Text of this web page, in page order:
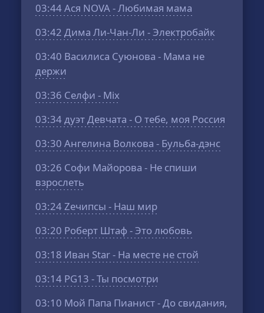
03:44Ася NOVA - Любимая мама
03:42 Дима Ли-Чан-Ли - Электробайк
03:40 Василиса Суюнова - Мама не
держи
03:36 Селфи - Mix
03:34дуэт Девчата - О тебе, моя Россия
03:30 Ангелина Волкова - Бульба-дэнс
03:26 Софи Майорова - Не спиши
взрослеть
03:24Zeчипсы - Наш мир
03:20 Роберт Штаф - Это любовь
03:18 Иван Star - На месте не стой
03:14 PG13 - Ты посмотри
03:10 Мой Папа Пианист - До свидания,